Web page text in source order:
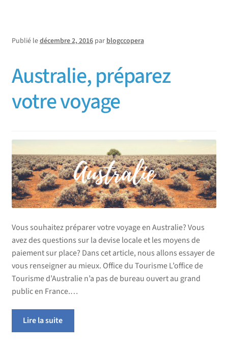
Publié ledécembre 2, 2016 parblogccopera
Australie, préparez
votre voyage
Vous souhaitez préparer votre voyage en Australie? Vous
avez des questions sur la devise locale et les moyens de
paiement sur place? Dans cet article, nous allons essayer de
vous renseigner au mieux. Office du Tourisme L’office de
Tourisme d’Australie n’a pas de bureau ouvert au grand
public en France.…
Lire la suite